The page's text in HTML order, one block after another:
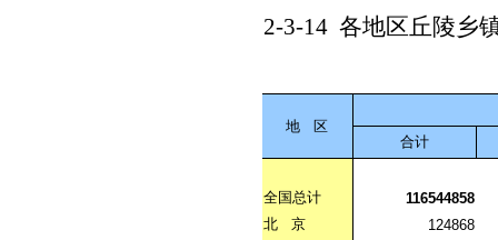
2-3-14 各地区丘陵乡
地
区
合计
全国总计
116544858
北
京
124868